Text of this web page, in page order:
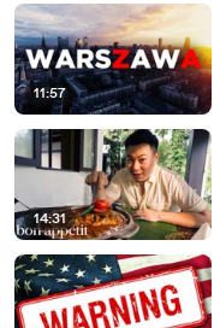
11:57
14:31